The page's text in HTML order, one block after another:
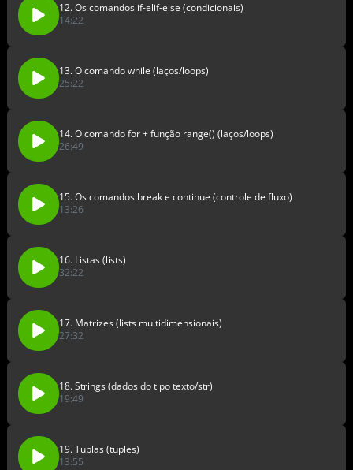
12. Os comandos if-elif-else (condicionais)
14:22
13. O comando while (laços/loops)
25:22
14. O comando for + função range() (laços/loops)
26:49
15. Os comandos break e continue (controle de fluxo)
13:26
16. Listas (lists)
32:22
17. Matrizes (lists multidimensionais)
27:32
18. Strings (dados do tipo texto/str)
19:49
19. Tuplas (tuples)
13:55